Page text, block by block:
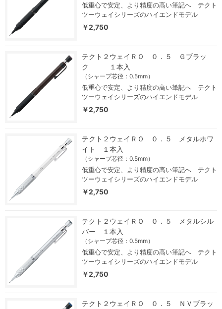
低重心で安定、より精度の高い筆記へ テクト
ツーウェイシリーズのハイエンドモデル
￥2,750
テクト２ウェイＲＯ ０．５ Ｇブラッ
ク １本入
（シャープ芯径：0.5mm）
低重心で安定、より精度の高い筆記へ テクト
ツーウェイシリーズのハイエンドモデル
￥2,750
テクト２ウェイＲＯ ０．５ メタルホワ
イト １本入
（シャープ芯径：0.5mm）
低重心で安定、より精度の高い筆記へ テクト
ツーウェイシリーズのハイエンドモデル
￥2,750
テクト２ウェイＲＯ ０．５ メタルシル
バー １本入
（シャープ芯径：0.5mm）
低重心で安定、より精度の高い筆記へ テクト
ツーウェイシリーズのハイエンドモデル
￥2,750
テクト２ウェイＲＯ ０．５ ＮＶブラッ